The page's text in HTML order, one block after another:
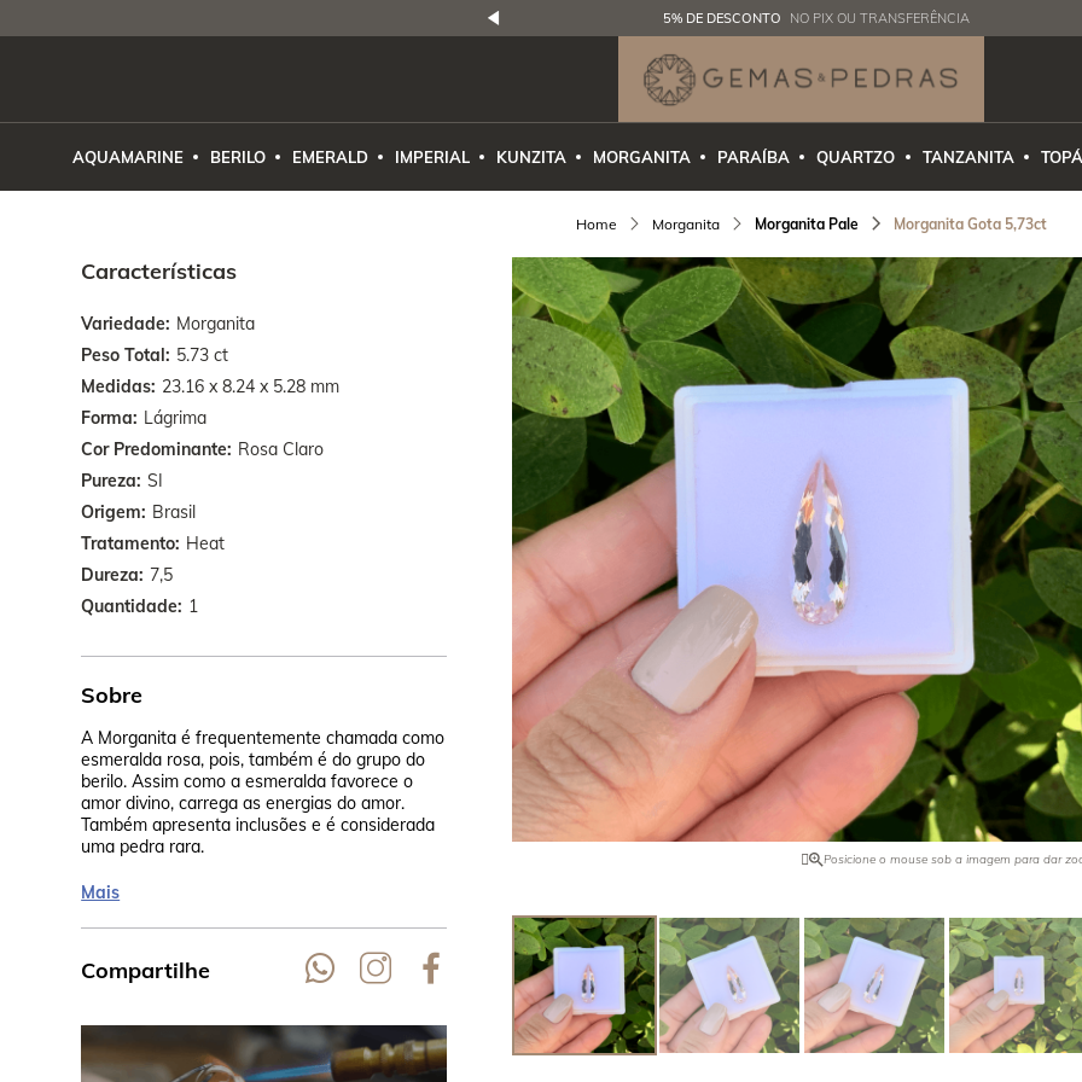
5% DE DESCONTO NO PIX OU TRANSFERÊNCIA
AQUAMARINE BERILO EMERALD IMPERIAL KUNZITA MORGANITA PARAÍBA QUARTZO TANZANITA
Morganita Morganita Pale Morganita Gota 5,73ct
Características
Variedade Morganita
Peso Total 5.73 ct
Medidas 23.16 x 8.24 x 5.28 mm
Forma Lágrima
Cor Predominante Rosa Claro
Pureza SI
Origem Brasil
Tratamento Heat
Dureza 7,5
Quantidade 1
Sobre
A Morganita é frequentemente chamada como
esmeralda rosa, pois, também é do grupo do
berilo. Assim como a esmeralda favorece o
amor divino, carrega as energias do amor.
Também apresenta inclusões e é considerada
uma pedra rara.
Seu rosa claro pode ser intensificado com o
calor, na Tailândia ocorre naturalmente ela na
cor pêssego. Encontrada no Brasil, Tailândia,
Madagascar, Africa e EUA.
Quando foi descoberta na
comprador de joias da Tyffany &
tudo o que havia e vendeu para o
de pedras preciosas, J. P.
o nome dessa pedra. Foi ele quem
maior exemplar dela.
Mais
Compartilhe
Posicione o mouse sob a imagem para dar